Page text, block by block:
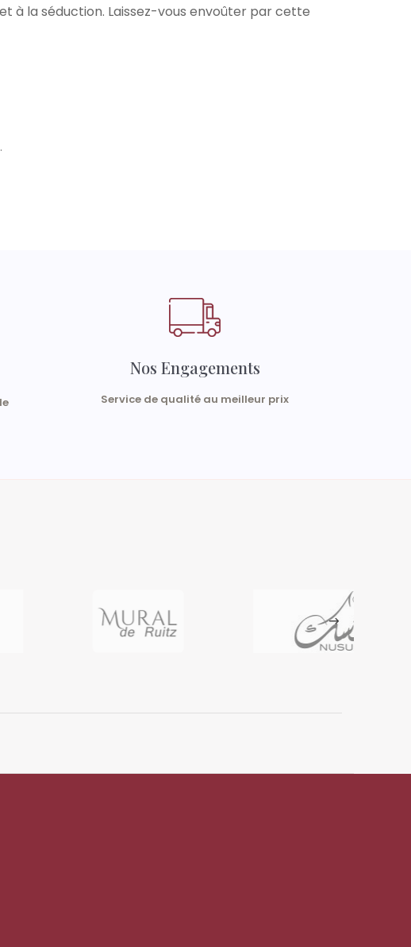
à la séduction. Laissez-vous envoûter par cette
Nos Engagements
Service de qualité au meilleur prix